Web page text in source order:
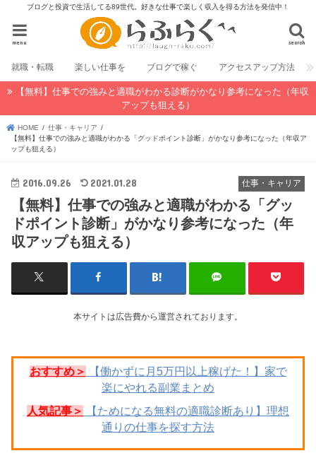
ブログと投資で生活してる89世代。好きな仕事で楽しく収入を得る方法を発信中！
search
menu
就職・転職 楽しい仕事を ブログで稼ぐ アクセスアップ方法
【無料】仕事での強みと適職がわかる診断がかなり参考になった（年収
アップも狙える）
HOME
仕事・キャリア
【無料】仕事での強みと適職がわかる「グッドポイント診断」がかなり参考になった（年収ア
ップも狙える）
仕事・キャリア
2016.09.26 2021.01.28
【無料】仕事での強みと適職がわかる「グッ
ドポイント診断」がかなり参考になった（年
収アップも狙える）
本サイトは広告費から運営されております。
おすすめ＞
【働かずに月5万円以上稼げた！】家で
楽にやれる副業まとめ
人気記事＞
【ためになる無料の適職診断あり】理想
通りの仕事を探す方法